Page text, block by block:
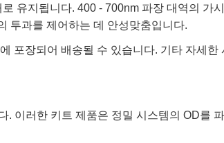
유지됩니다. 400 - 700nm 파장 대역의 가
투과를 제어하는 데 안성맞춤입니다.
포장되어 배송될 수 있습니다. 기타 자세한
. 이러한 키트 제품은 정밀 시스템의 OD를